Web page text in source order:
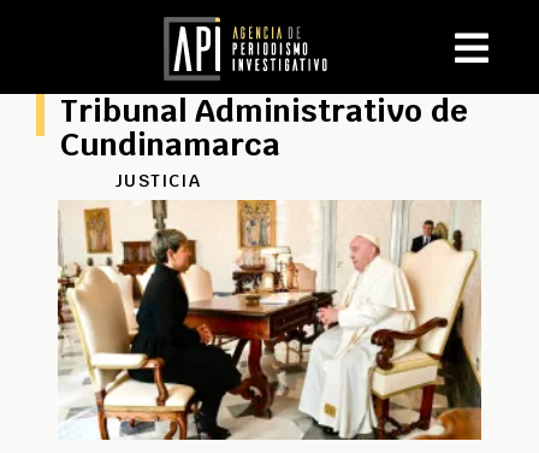
Tribunal Administrativo de
Cundinamarca
JUSTICIA